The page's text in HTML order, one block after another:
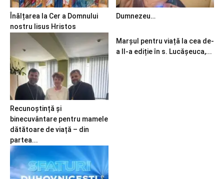
Înălțarea la Cer a Domnului
nostru Iisus Hristos
Dumnezeu…
Recunoștință și
binecuvântare pentru mamele
dătătoare de viață – din
partea...
Marșul pentru viață la cea de-
a II-a ediție în s. Lucășeuca,...